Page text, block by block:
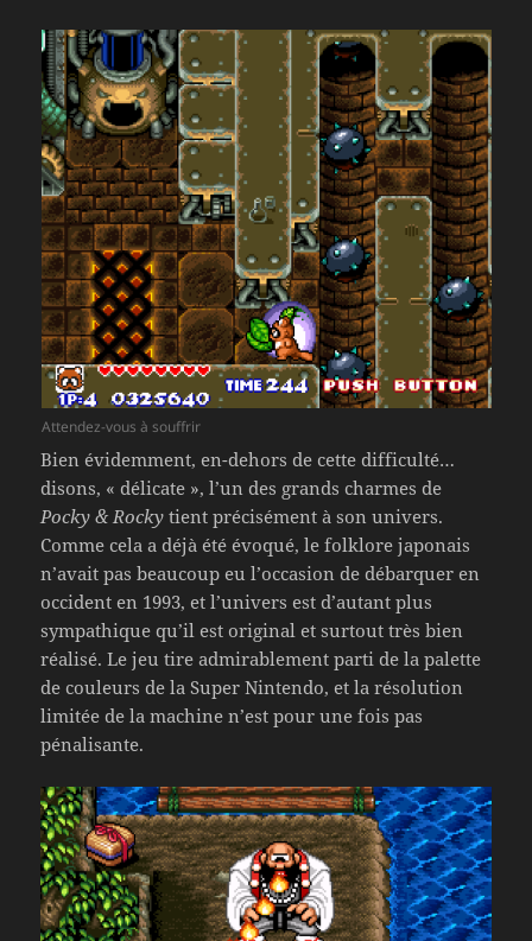
Attendez-vous à souffrir
Bien évidemment, en-dehors de cette difficulté…
disons, « délicate », l’un des grands charmes de
Pocky & Rocky tient précisément à son univers.
Comme cela a déjà été évoqué, le folklore japonais
n’avait pas beaucoup eu l’occasion de débarquer en
occident en 1993, et l’univers est d’autant plus
sympathique qu’il est original et surtout très bien
réalisé. Le jeu tire admirablement parti de la palette
de couleurs de la Super Nintendo, et la résolution
limitée de la machine n’est pour une fois pas
pénalisante.